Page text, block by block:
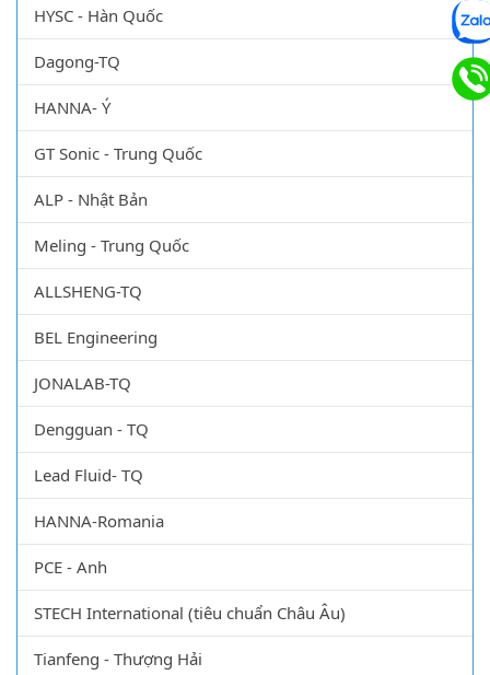
HYSC - Hàn Quốc
Dagong-TQ
HANNA- Ý
GT Sonic - Trung Quốc
ALP - Nhật Bản
Meling - Trung Quốc
ALLSHENG-TQ
BEL Engineering
JONALAB-TQ
Dengguan - TQ
Lead Fluid- TQ
HANNA-Romania
PCE - Anh
STECH International (tiêu chuẩn Châu Âu)
Tianfeng - Thượng Hải